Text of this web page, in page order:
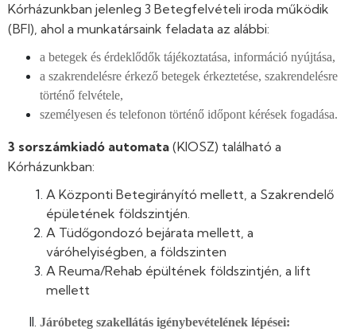
Kórházunkban jelenleg 3 Betegfelvételi iroda működik
(BFI), ahol a munkatársaink feladata az alábbi:
a betegek és érdeklődők tájékoztatása, információ nyújtása,
a szakrendelésre érkező betegek érkeztetése, szakrendelésre
történő felvétele,
személyesen és telefonon történő időpont kérések fogadása.
3 sorszámkiadó automata (KIOSZ) található a
Kórházunkban:
A Központi Betegirányító mellett, a Szakrendelő
épületének földszintjén.
A Tüdőgondozó bejárata mellett, a
váróhelyiségben, a földszinten
A Reuma/Rehab épültének földszintjén, a lift
mellett
Járóbeteg szakellátás igénybevételének lépései: